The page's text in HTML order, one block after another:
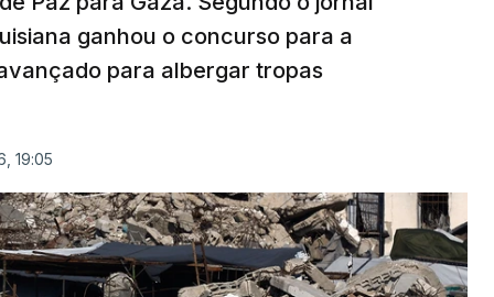
ganhou o concurso para a
para albergar tropas
19:05